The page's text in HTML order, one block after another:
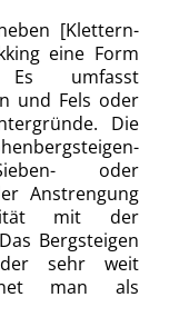
[Klettern-
eine Form
Es umfasst
und Fels oder
Die
oder
Anstrengung
mit der
Bergsteigen
sehr weit
man als